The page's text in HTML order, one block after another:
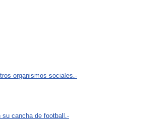
organismos sociales.-
cancha de football.-